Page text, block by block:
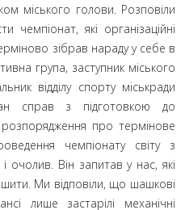
міського голови. Розповіли
які організаційні
зібрав нараду у себе в
група, заступник міського
відділу спорту міськради
справ з підготовкою до
розпорядження про термінове
чемпіонату світу з
Він запитав у нас, які
Ми відповіли, що шашкові
лише застарілі механічні